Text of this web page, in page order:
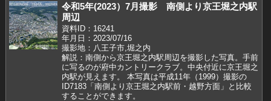
令和5年(2023）7月撮影 南側より京王堀之内駅
周辺
資料ID：16241
年月日：2023/07/16
撮影地：八王子市,堀之内
解説：南側から京王堀之内駅周辺を撮影した写真。手前
に写るのが府中カントリークラブ。中央付近に京王堀之
内駅が見えます。 本写真は平成11年（1999）撮影の
ID7183「南側より京王堀之内駅前・越野方面」と比較
することができます。